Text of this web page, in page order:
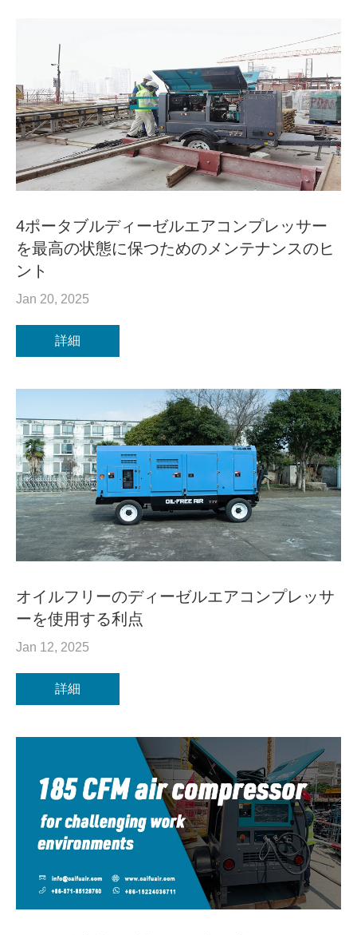
4ポータブルディーゼルエアコンプレッサー
を最高の状態に保つためのメンテナンスのヒ
ント
Jan 20, 2025
詳細
オイルフリーのディーゼルエアコンプレッサ
ーを使用する利点
Jan 12, 2025
詳細